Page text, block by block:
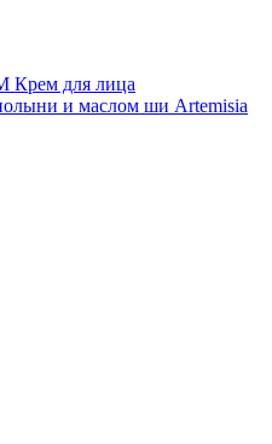
для лица
и маслом ши Artemisia